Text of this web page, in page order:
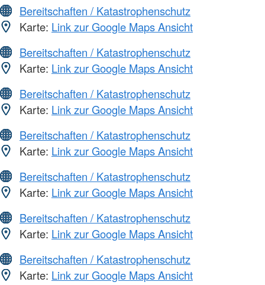
Bereitschaften / Katastrophenschutz
Karte: Link zur Google Maps Ansicht
Bereitschaften / Katastrophenschutz
Karte: Link zur Google Maps Ansicht
Bereitschaften / Katastrophenschutz
Karte: Link zur Google Maps Ansicht
Bereitschaften / Katastrophenschutz
Karte: Link zur Google Maps Ansicht
Bereitschaften / Katastrophenschutz
Karte: Link zur Google Maps Ansicht
Bereitschaften / Katastrophenschutz
Karte: Link zur Google Maps Ansicht
Bereitschaften / Katastrophenschutz
Karte: Link zur Google Maps Ansicht